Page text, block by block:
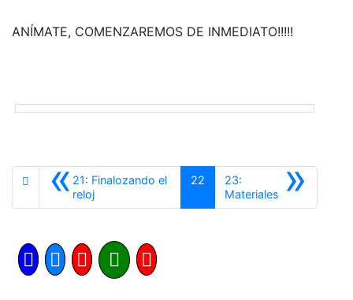
ANÍMATE, COMENZAREMOS DE INMEDIATO!!!!!
«21: Finalozando el
relojAnterior
22 »
23:
MaterialesSiguiente